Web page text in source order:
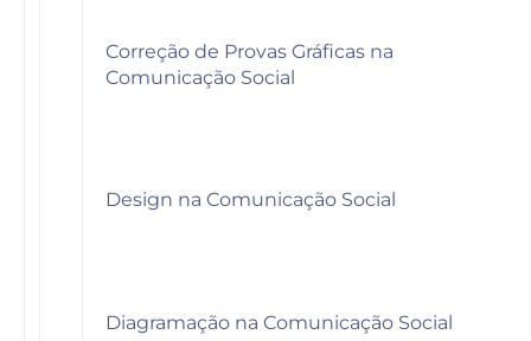
Correção de Provas Gráficas na
Comunicação Social
Design na Comunicação Social
Diagramação na Comunicação Social